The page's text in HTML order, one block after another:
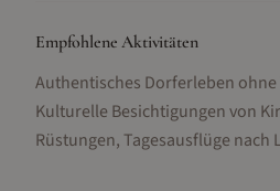
Empfohlene Aktivitäten
Authentisches Dorferleben
Kulturelle Besichtigungen von
Rüstungen, Tagesausflüge nach